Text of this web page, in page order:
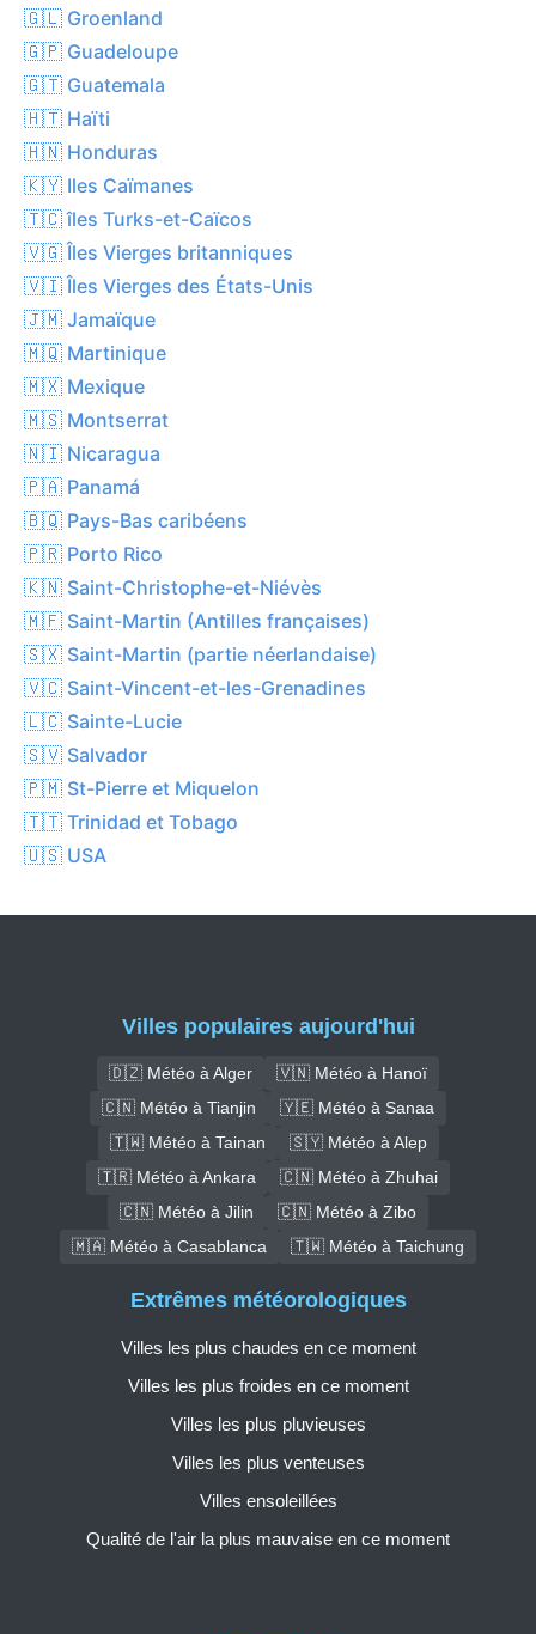
🇬🇱 Groenland
🇬🇵 Guadeloupe
🇬🇹 Guatemala
🇭🇹 Haïti
🇭🇳 Honduras
🇰🇾 Iles Caïmanes
🇹🇨 îles Turks-et-Caïcos
🇻🇬 Îles Vierges britanniques
🇻🇮 Îles Vierges des États-Unis
🇯🇲 Jamaïque
🇲🇶 Martinique
🇲🇽 Mexique
🇲🇸 Montserrat
🇳🇮 Nicaragua
🇵🇦 Panamá
🇧🇶 Pays-Bas caribéens
🇵🇷 Porto Rico
🇰🇳 Saint-Christophe-et-Niévès
🇲🇫 Saint-Martin (Antilles françaises)
🇸🇽 Saint-Martin (partie néerlandaise)
🇻🇨 Saint-Vincent-et-les-Grenadines
🇱🇨 Sainte-Lucie
🇸🇻 Salvador
🇵🇲 St-Pierre et Miquelon
🇹🇹 Trinidad et Tobago
🇺🇸 USA
Villes populaires aujourd'hui
🇩🇿 Météo à Alger
🇻🇳 Météo à Hanoï
🇨🇳 Météo à Tianjin
🇾🇪 Météo à Sanaa
🇹🇼 Météo à Tainan
🇸🇾 Météo à Alep
🇹🇷 Météo à Ankara
🇨🇳 Météo à Zhuhai
🇨🇳 Météo à Jilin
🇨🇳 Météo à Zibo
🇲🇦 Météo à Casablanca
🇹🇼 Météo à Taichung
Extrêmes météorologiques
Villes les plus chaudes en ce moment
Villes les plus froides en ce moment
Villes les plus pluvieuses
Villes les plus venteuses
Villes ensoleillées
Qualité de l'air la plus mauvaise en ce moment